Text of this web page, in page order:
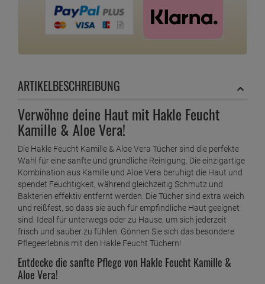
ARTIKELBESCHREIBUNG
Verwöhne deine Haut mit Hakle Feucht
Kamille & Aloe Vera!
Die Hakle Feucht Kamille & Aloe Vera Tücher sind die perfekte
Wahl für eine sanfte und gründliche Reinigung. Die einzigartige
Kombination aus Kamille und Aloe Vera beruhigt die Haut und
spendet Feuchtigkeit, während gleichzeitig Schmutz und
Bakterien effektiv entfernt werden. Die Tücher sind extra weich
und reißfest, so dass sie auch für empfindliche Haut geeignet
sind. Ideal für unterwegs oder zu Hause, um sich jederzeit
frisch und sauber zu fühlen. Gönnen Sie sich das besondere
Pflegeerlebnis mit den Hakle Feucht Tüchern!
Entdecke die sanfte Pflege von Hakle Feucht Kamille &
Aloe Vera!